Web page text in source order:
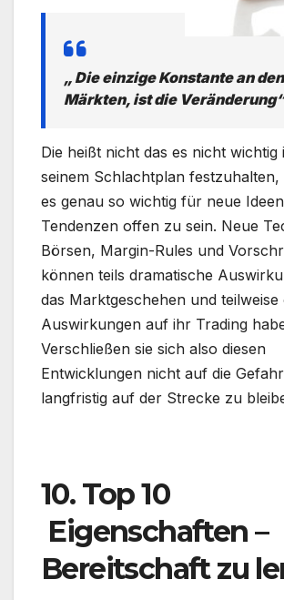
„ Die einzige Konstante an den
Märkten, ist die
Die heißt nicht das es nicht wichtig
seinem Schlachtplan
es genau so wichtig für neue
Tendenzen offen zu sein. Neue
Börsen, Margin-Rules und
können teils dramatische
das Marktgeschehen und teilweise
Auswirkungen auf ihr Trading
Verschließen sie sich also diesen
Entwicklungen nicht auf die
langfristig auf der Strecke zu
10. Top 10
Eigenschaften –
Bereitschaft zu